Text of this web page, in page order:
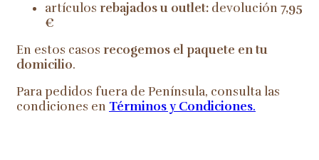
artículos rebajados u outlet: devolución 7,95
€
En estos casos recogemos el paquete en tu
domicilio.
Para pedidos fuera de Península, consulta las
condiciones en Términos y Condiciones.